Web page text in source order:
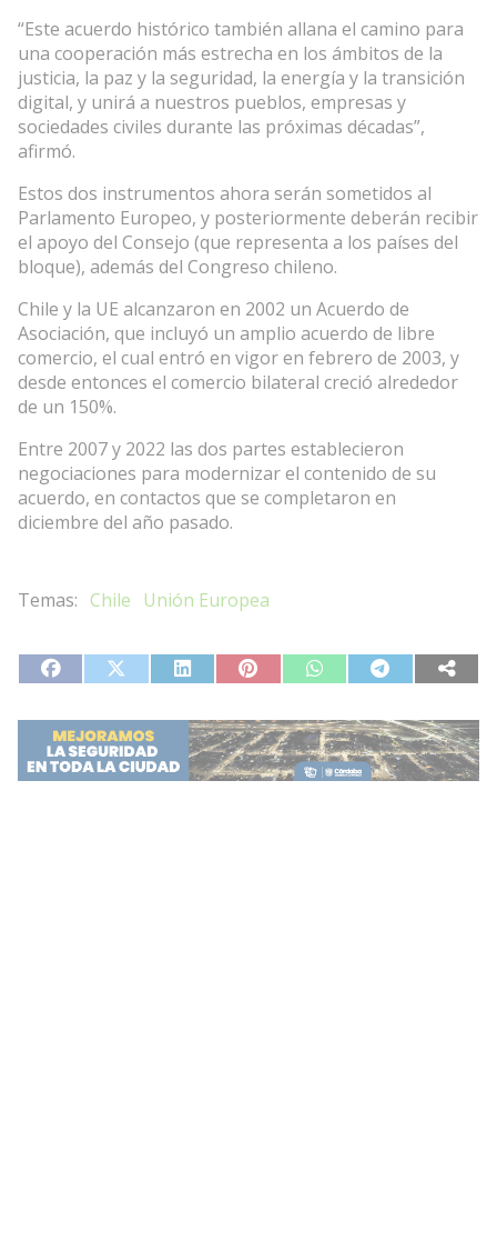
“Este acuerdo histórico también allana el camino para
una cooperación más estrecha en los ámbitos de la
justicia, la paz y la seguridad, la energía y la transición
digital, y unirá a nuestros pueblos, empresas y
sociedades civiles durante las próximas décadas”,
afirmó.
Estos dos instrumentos ahora serán sometidos al
Parlamento Europeo, y posteriormente deberán recibir
el apoyo del Consejo (que representa a los países del
bloque), además del Congreso chileno.
Chile y la UE alcanzaron en 2002 un Acuerdo de
Asociación, que incluyó un amplio acuerdo de libre
comercio, el cual entró en vigor en febrero de 2003, y
desde entonces el comercio bilateral creció alrededor
de un 150%.
Entre 2007 y 2022 las dos partes establecieron
negociaciones para modernizar el contenido de su
acuerdo, en contactos que se completaron en
diciembre del año pasado.
Chile Unión Europea